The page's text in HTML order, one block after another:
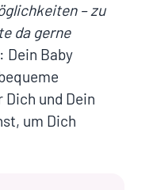
– zu
da gerne
Dein Baby
und Dein
um Dich